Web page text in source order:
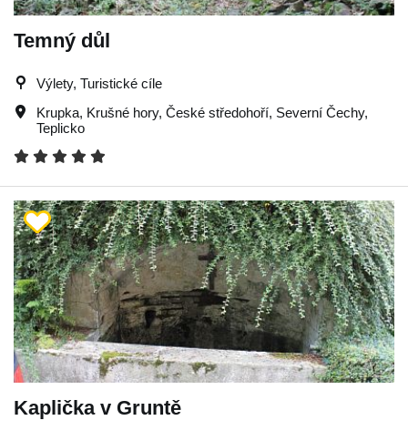
Temný důl
Výlety, Turistické cíle
Krupka, Krušné hory, České středohoří, Severní Čechy,
Teplicko
Kaplička v Gruntě